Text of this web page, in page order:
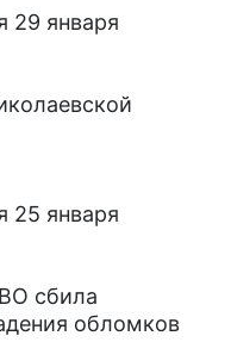
29 января
25 января
сбила
обломков